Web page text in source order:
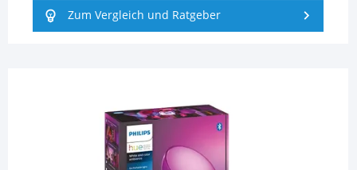
Zum Vergleich und Ratgeber